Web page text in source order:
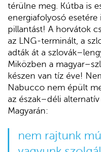
térülne meg. Kútba is
energiafolyosó esetére
pillantást! A horvátok
az LNG-terminált, a
adták át a
Miközben a
készen van tíz éve!
Nabucco nem épült
az észak–déli
Magyarán:
nem rajtunk